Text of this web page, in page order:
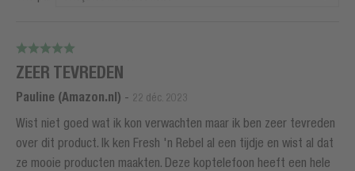
ZEER TEVREDEN
Pauline (Amazon.nl) - 22 déc. 2023
Wist niet goed wat ik kon verwachten maar ik ben zeer tevreden
over dit product. Ik ken Fresh 'n Rebel al een tijdje en wist al dat
ze mooie producten maakten. Deze koptelefoon heeft een hele